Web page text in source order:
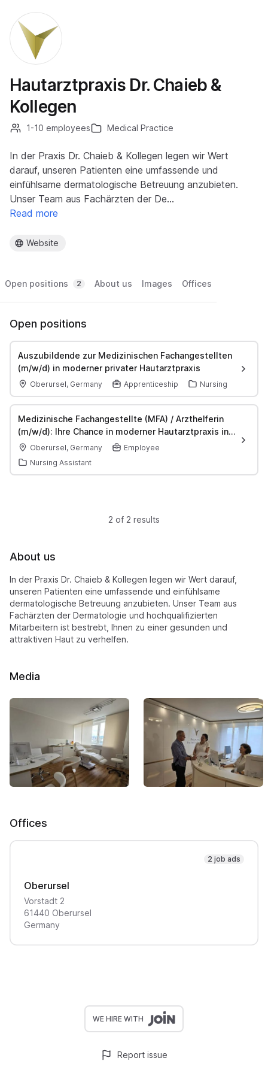
Hautarztpraxis Dr. Chaieb &
Kollegen
1-10 employees Medical Practice
In der Praxis Dr. Chaieb & Kollegen legen wir Wert
darauf, unseren Patienten eine umfassende und
einfühlsame dermatologische Betreuung anzubieten.
Unser Team aus Fachärzten der De…
Read more
Website
Open positions 2 About us Images Offices
Open positions
Auszubildende zur Medizinischen Fachangestellten
(m/w/d) in moderner privater Hautarztpraxis
Oberursel, Germany Apprenticeship Nursing
Medizinische Fachangestellte (MFA) / Arzthelferin
(m/w/d): Ihre Chance in moderner Hautarztpraxis in
Oberursel
Oberursel, Germany
Employee
Nursing Assistant
2 of 2 results
About us
In der Praxis Dr. Chaieb & Kollegen legen wir Wert darauf,
unseren Patienten eine umfassende und einfühlsame
dermatologische Betreuung anzubieten. Unser Team aus
Fachärzten der Dermatologie und hochqualifizierten
Mitarbeitern ist bestrebt, Ihnen zu einer gesunden und
attraktiven Haut zu verhelfen.
Media
Offices
2 job ads
Oberursel
Vorstadt 2
61440 Oberursel
Germany
WE HIRE WITH
Report issue